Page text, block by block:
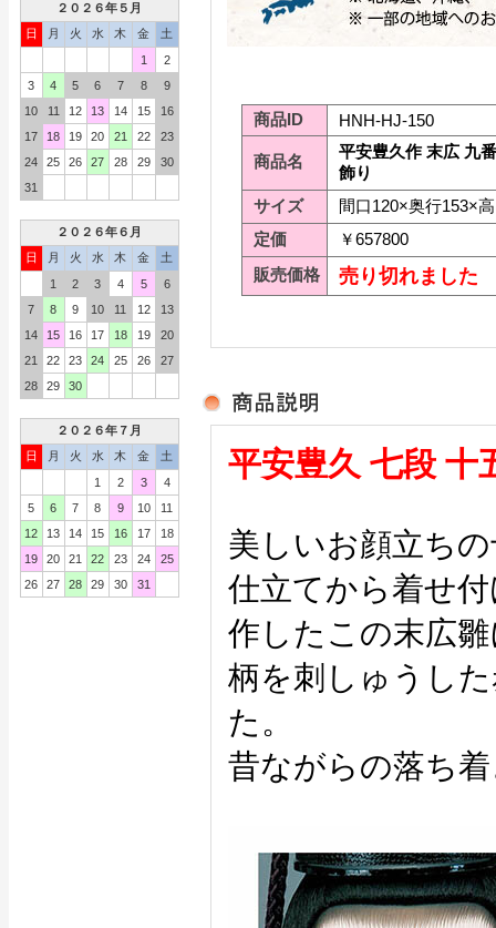
２０２６年５月
日
月 火 水 木 金
土
1
2
3
4 5 6 7 8
9
10
11 12 13 14 15
16
17
18 19 20 21 22
23
24
25 26 27 28 29
30
31
２０２６年６月
日
月 火 水 木 金
土
1
2 3 4 5
6
7
8 9 10 11 12
13
14
15 16 17 18 19
20
21
22 23 24 25 26
27
28
29 30
２０２６年７月
日
月 火 水 木 金
土
1
2 3
4
5
6 7 8 9 10
11
12
13 14 15 16 17
18
19
20 21 22 23 24
25
26
27 28 29 30 31
商品ID HNH-HJ-150
商品名
平安豊久作 末広 九
飾り
サイズ
間口120×奥行153×
定価
￥657800
販売価格
売り切れました
平安豊久 七段 十
美しいお顔立ち
仕立てから着せ
作したこの末広
柄を刺しゅうし
た。
昔ながらの落ち